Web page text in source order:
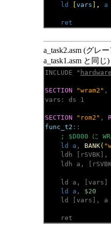
ld
vars , a
ret
a_task2.asm (グレ
a_task1.asm と同じ)
INCLUDE "
SECTION "wram2" ,
vars: ds 1
SECTION "rom2" ,
func_t2
; $D000 に
ld a , BANK(
ldh [rSVBK],
ldh a,
ld a, [vars]
ld a , $20
ld [vars], a
ret